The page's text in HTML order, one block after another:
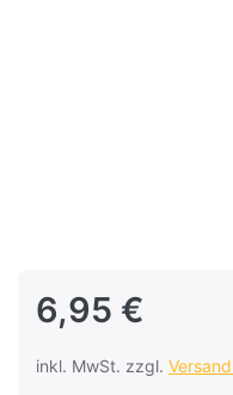
6,95 €
inkl. MwSt. zzgl.